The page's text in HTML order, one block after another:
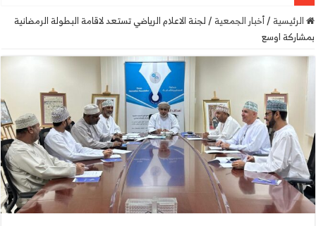
الرئيسية /أخبار الجمعية /لجنة الاعلام الرياضي تستعد لاقامة البطولة الرمضانية
بمشاركة اوسع